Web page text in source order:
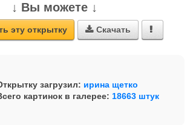
↓ Вы можете ↓
эту открытку  Скачать 
загрузил: ирина щетко
картинок в галерее: 18663 штук